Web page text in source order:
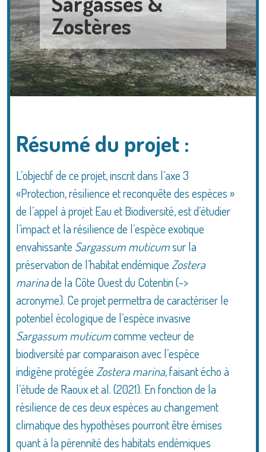
Zostères
Résumé du projet :
L’objectif de ce projet, inscrit dans l’axe 3
«Protection, résilience et reconquête des espèces »
de l’appel à projet Eau et Biodiversité, est d’étudier
l’impact et la résilience de l’espèce exotique
envahissante Sargassum muticumsur la
préservation de l’habitat endémique Zostera
marinade la Côte Ouest du Cotentin (->
acronyme). Ce projet permettra de caractériser le
potentiel écologique de l’espèce invasive
Sargassum muticumcomme vecteur de
biodiversité par comparaison avec l’espèce
indigène protégée Zostera marina, faisant écho à
l’étude de Raoux et al. (2021). En fonction de la
résilience de ces deux espèces au changement
climatique des hypothèses pourront être émises
quant à la pérennité des habitats endémiques